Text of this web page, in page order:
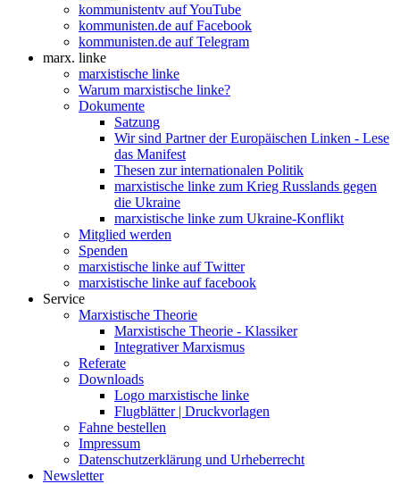
kommunistentv auf YouTube
kommunisten.de auf Facebook
kommunisten.de auf Telegram
marx. linke
marxistische linke
Warum marxistische linke?
Dokumente
Satzung
Wir sind Partner der Europäischen Linken - Lese
das Manifest
Thesen zur internationalen Politik
marxistische linke zum Krieg Russlands gegen
die Ukraine
marxistische linke zum Ukraine-Konflikt
Mitglied werden
Spenden
marxistische linke auf Twitter
marxistische linke auf facebook
Service
Marxistische Theorie
Marxistische Theorie - Klassiker
Integrativer Marxismus
Referate
Downloads
Logo marxistische linke
Flugblätter | Druckvorlagen
Fahne bestellen
Impressum
Datenschutzerklärung und Urheberrecht
Newsletter